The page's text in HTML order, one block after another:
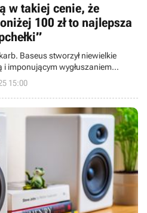
w takiej cenie, że
100 zł to najlepsza
Baseus stworzył niewielkie
i imponującym wygłuszaniem
100 zł.
15:00